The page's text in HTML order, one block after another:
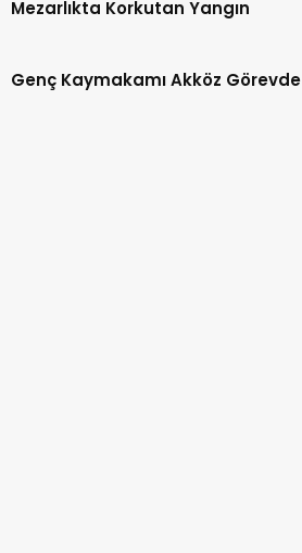
Mezarlıkta Korkutan Yangın
Genç Kaymakamı Akköz Görevde